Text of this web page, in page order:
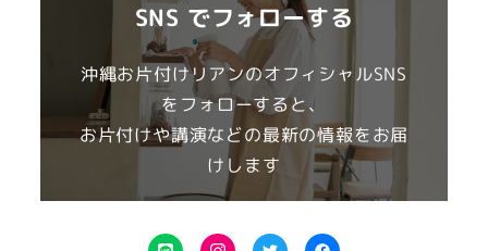
SNS でフォローする
沖縄お片付けリアンのオフィシャルSNS
をフォローすると、
お片付けや講演などの最新の情報をお届
けします